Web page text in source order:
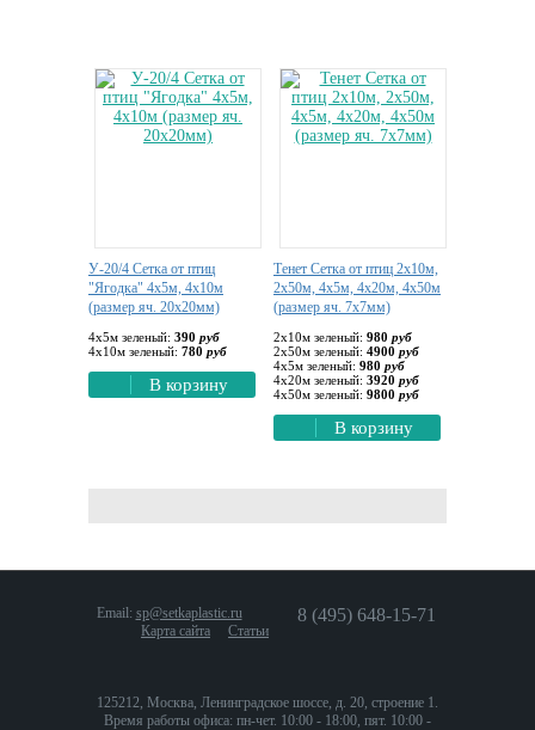
У-20/4 Сетка от птиц
"Ягодка" 4х5м, 4х10м
(размер яч. 20х20мм)
4х5м зеленый: 390 руб
4х10м зеленый: 780 руб
В корзину
Тенет Сетка от птиц 2х10м,
2х50м, 4х5м, 4х20м, 4х50м
(размер яч. 7х7мм)
2х10м зеленый: 980 руб
2х50м зеленый: 4900 руб
4х5м зеленый: 980 руб
4х20м зеленый: 3920 руб
4х50м зеленый: 9800 руб
В корзину
8 (495) 648-15-71
Email: sp@setkaplastic.ru
Карта сайта
Статьи
125212, Москва, Ленинградское шоссе, д. 20, строение 1.
Время работы офиса: пн-чет. 10:00 - 18:00, пят. 10:00 -